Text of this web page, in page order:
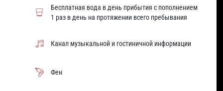
Бесплатная вода в день прибытия с пополнением
1 раз в день на протяжении всего пребывания
Канал музыкальной и гостиничной информации
Фен